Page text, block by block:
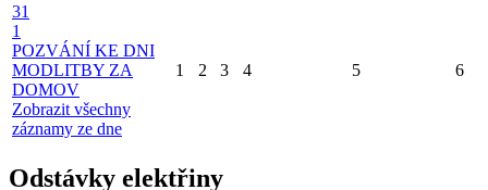
31
1
POZVÁNÍ KE DNI
MODLITBY ZA
DOMOV
Zobrazit všechny
záznamy ze dne
1 2 3 4 5 6
Odstávky elektřiny